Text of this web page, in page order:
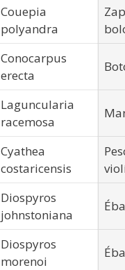
Couepia
polyandra
Conocarpus
erecta
Laguncularia
racemosa
Cyathea
costaricensis
Diospyros
johnstoniana
Diospyros
morenoi